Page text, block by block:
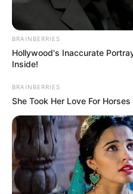
8 Conspiracies That
BRAINBERRIES
BRAINBERRIES
Hollywood's Inaccurate
Inside!
BRAINBERRIES
She Took Her Love For